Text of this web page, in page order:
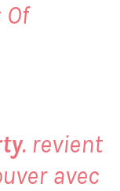
Of
. revient
avec